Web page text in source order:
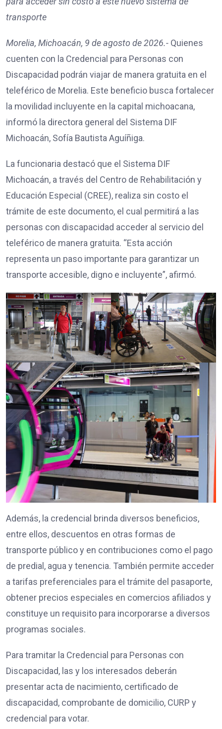
transporte
Morelia, Michoacán, 9 de agosto de 2026.- Quienes
cuenten con la Credencial para Personas con
Discapacidad podrán viajar de manera gratuita en el
teleférico de Morelia. Este beneficio busca fortalecer
la movilidad incluyente en la capital michoacana,
informó la directora general del Sistema DIF
Michoacán, Sofía Bautista Aguíñiga.
La funcionaria destacó que el Sistema DIF
Michoacán, a través del Centro de Rehabilitación y
Educación Especial (CREE), realiza sin costo el
trámite de este documento, el cual permitirá a las
personas con discapacidad acceder al servicio del
teleférico de manera gratuita. “Esta acción
representa un paso importante para garantizar un
transporte accesible, digno e incluyente”, afirmó.
Además, la credencial brinda diversos beneficios,
entre ellos, descuentos en otras formas de
transporte público y en contribuciones como el pago
de predial, agua y tenencia. También permite acceder
a tarifas preferenciales para el trámite del pasaporte,
obtener precios especiales en comercios afiliados y
constituye un requisito para incorporarse a diversos
programas sociales.
Para tramitar la Credencial para Personas con
Discapacidad, las y los interesados deberán
presentar acta de nacimiento, certificado de
discapacidad, comprobante de domicilio, CURP y
credencial para votar.